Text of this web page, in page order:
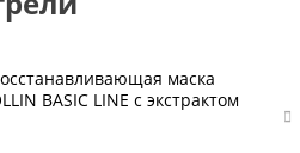
маска
BASIC LINE с экстрактом